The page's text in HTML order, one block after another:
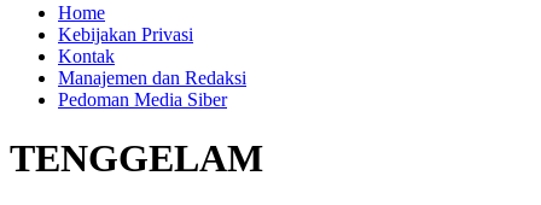
Home
Kebijakan Privasi
Kontak
Manajemen dan Redaksi
Pedoman Media Siber
TENGGELAM